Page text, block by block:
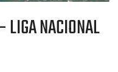
LIGA NACIONAL